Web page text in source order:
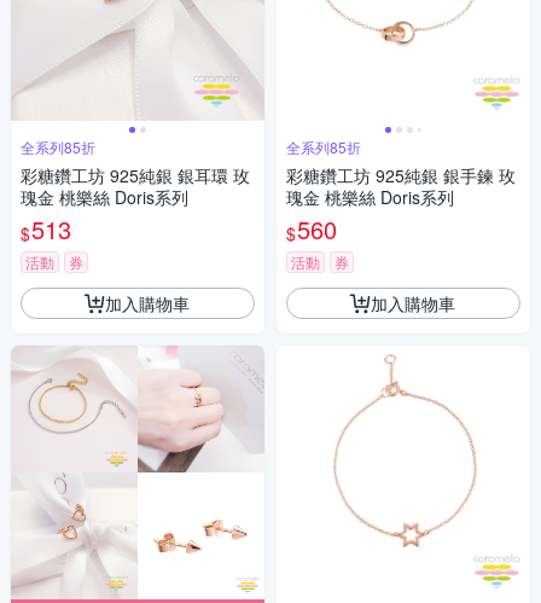
全系列85折
彩糖鑽工坊 925純銀 銀耳環 玫
瑰金 桃樂絲 Doris系列
$513
活動 券
加入購物車
全系列85折
彩糖鑽工坊 925純銀 銀手鍊 玫
瑰金 桃樂絲 Doris系列
$560
活動 券
加入購物車